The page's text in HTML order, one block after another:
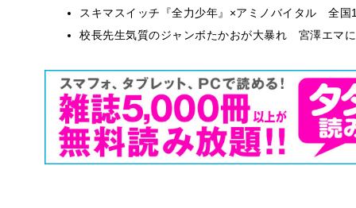
スキマスイッチ『全力少年』×アミノバイタル 全国
校長先生気質のジャンボたかおが大暴れ 宮澤エマ